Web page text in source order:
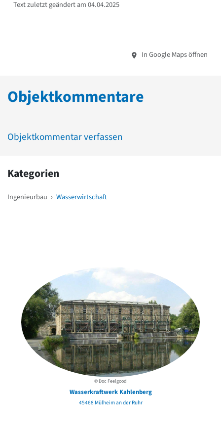
Text zuletzt geändert am 04.04.2025
In Google Maps öffnen
Objektkommentare
Objektkommentar verfassen
Kategorien
Ingenieurbau › Wasserwirtschaft
© Doc Feelgood
Wasserkraftwerk Kahlenberg
45468 Mülheim an der Ruhr